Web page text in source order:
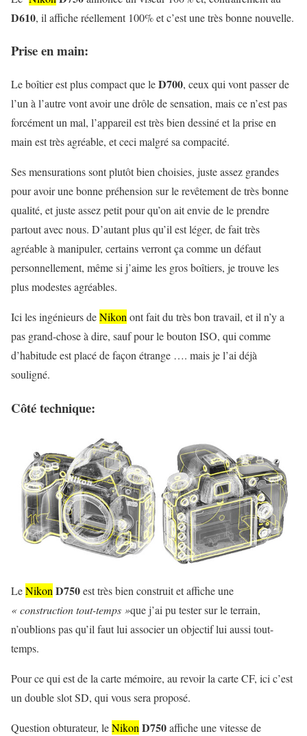
D610, il affiche réellement 100% et c’est une très bonne nouvelle.
Prise en main:
Le boîtier est plus compact que leD700, ceux qui vont passer de
l’un à l’autre vont avoir une drôle de sensation, mais ce n’est pas
forcément un mal, l’appareil est très bien dessiné et la prise en
main est très agréable, et ceci malgré sa compacité.
Ses mensurations sont plutôt bien choisies, juste assez grandes
pour avoir une bonne préhension sur le revêtement de très bonne
qualité, et juste assez petit pour qu’on ait envie de le prendre
partout avec nous. D’autant plus qu’il est léger, de fait très
agréable à manipuler, certains verront ça comme un défaut
personnellement, même si j’aime les gros boîtiers, je trouve les
plus modestes agréables.
Ici les ingénieurs deNikon ont fait du très bon travail, et il n’y a
pas grand-chose à dire, sauf pour le bouton ISO, qui comme
d’habitude est placé de façon étrange …. mais je l’ai déjà
souligné.
Côté technique:
LeNikon D750est très bien construit et affiche une
« construction tout-temps »que j’ai pu tester sur le terrain,
n’oublions pas qu’il faut lui associer un objectif lui aussi tout-
temps.
Pour ce qui est de la carte mémoire, au revoir la carte CF, ici c’est
un double slot SD, qui vous sera proposé.
Question obturateur, leNikon D750affiche une vitesse de